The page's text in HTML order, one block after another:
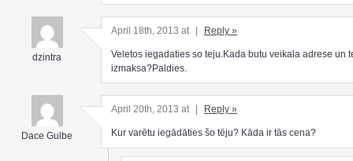
dzintra
April 18th, 2013 at | Reply »
Veletos iegadaties so teju.Kada butu veikala adrese un
izmaksa?Paldies.
Dace Gulbe
April 20th, 2013 at Reply »
Kur varētu iegādāties šo tēju? Kāda ir tās cena?